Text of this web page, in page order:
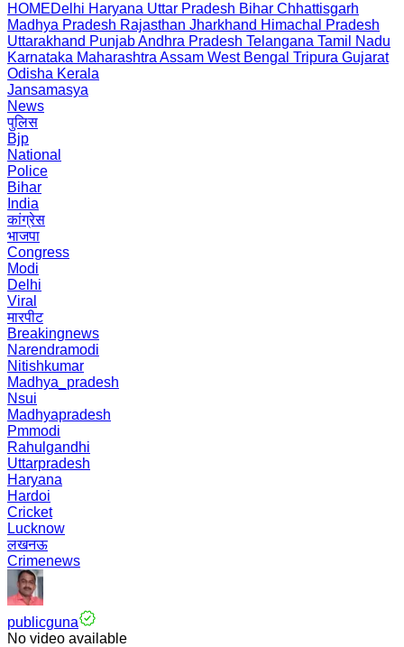
HOMEDelhi Haryana Uttar Pradesh Bihar Chhattisgarh
Madhya Pradesh Rajasthan Jharkhand Himachal Pradesh
Uttarakhand PunjabAndhra Pradesh Telangana Tamil Nadu
Karnataka Maharashtra Assam West Bengal Tripura Gujarat
Odisha Kerala
Jansamasya
News
पुलिस
Bjp
National
Police
Bihar
India
कांग्रेस
भाजपा
Congress
Modi
Delhi
Viral
मारपीट
Breakingnews
Narendramodi
Nitishkumar
Madhya_pradesh
Nsui
Madhyapradesh
Pmmodi
Rahulgandhi
Uttarpradesh
Haryana
Hardoi
Cricket
Lucknow
लखनऊ
Crimenews
publicguna
No video available